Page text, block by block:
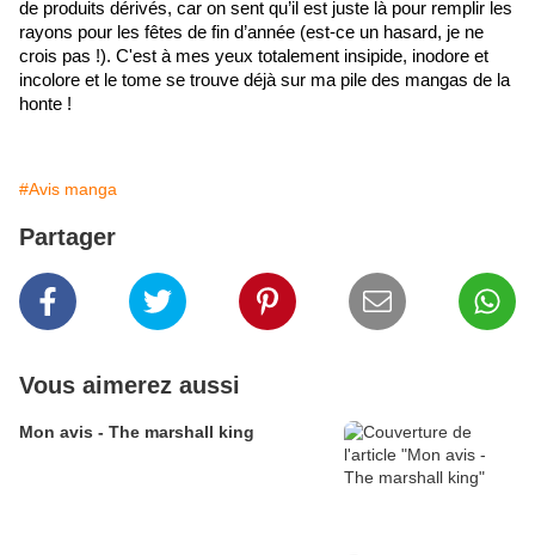
de produits dérivés, car on sent qu’il est juste là pour remplir les
rayons pour les fêtes de fin d’année (est-ce un hasard, je ne
crois pas !). C'est à mes yeux totalement insipide, inodore et
incolore et le tome se trouve déjà sur ma pile des mangas de la
honte !
#Avis manga
Partager
Vous aimerez aussi
Mon avis - The marshall king